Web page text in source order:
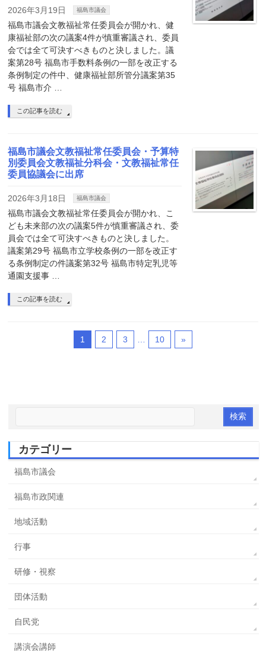
2026年3月19日 福島市議会
福島市議会文教福祉常任委員会が開かれ、健
康福祉部の次の議案4件が慎重審議され、委員
会では全て可決すべきものと決しました。議
案第28号 福島市手数料条例の一部を改正する
条例制定の件中、健康福祉部所管分議案第35
号 福島市介 …
この記事を読む
福島市議会文教福祉常任委員会・予算特
別委員会文教福祉分科会・文教福祉常任
委員協議会に出席
2026年3月18日 福島市議会
福島市議会文教福祉常任委員会が開かれ、こ
ども未来部の次の議案5件が慎重審議され、委
員会では全て可決すべきものと決しました。
議案第29号 福島市立学校条例の一部を改正す
る条例制定の件議案第32号 福島市特定乳児等
通園支援事 …
この記事を読む
1 2 3 10 »
カテゴリー
福島市議会
福島市政関連
地域活動
行事
研修・視察
団体活動
自民党
講演会講師